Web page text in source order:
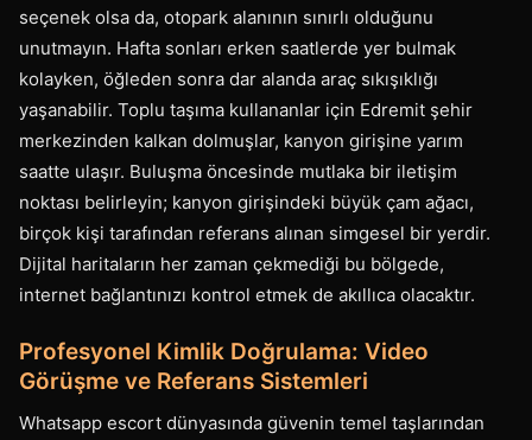
seçenek olsa da, otopark alanının sınırlı olduğunu
unutmayın. Hafta sonları erken saatlerde yer bulmak
kolayken, öğleden sonra dar alanda araç sıkışıklığı
yaşanabilir. Toplu taşıma kullananlar için Edremit şehir
merkezinden kalkan dolmuşlar, kanyon girişine yarım
saatte ulaşır. Buluşma öncesinde mutlaka bir iletişim
noktası belirleyin; kanyon girişindeki büyük çam ağacı,
birçok kişi tarafından referans alınan simgesel bir yerdir.
Dijital haritaların her zaman çekmediği bu bölgede,
internet bağlantınızı kontrol etmek de akıllıca olacaktır.
Profesyonel Kimlik Doğrulama: Video
Görüşme ve Referans Sistemleri
Whatsapp escort dünyasında güvenin temel taşlarından